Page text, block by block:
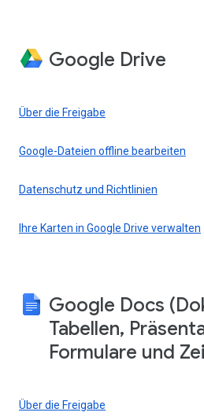
Google Drive
Über die Freigabe
Google-Dateien offline bearbeiten
Datenschutz und Richtlinien
Ihre Karten in Google Drive verwalten
Google Docs
Tabellen,
Formulare und
Über die Freigabe